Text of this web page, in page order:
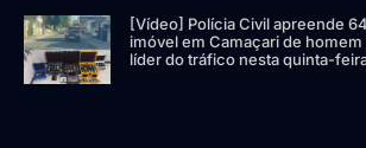
[Vídeo] Polícia Civil apreende
imóvel em Camaçari de
líder do tráfico nesta quinta-